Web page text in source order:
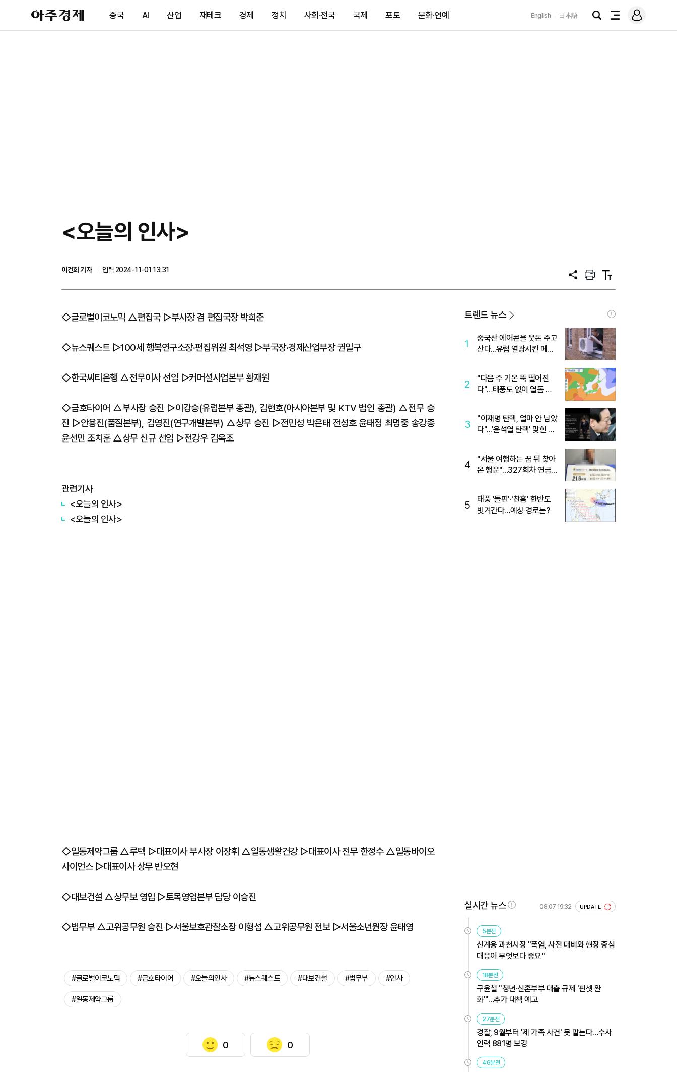
아
주
제
중국 AI 산업 재테크 경제 정치 사회·전국 국제 포토 문화·연예 English 日本語
검
전
메
그
<오늘의 인사>
이건희 기자
입력 2024-11-01 13:31
공
프
트
텍
트
◇글로벌이코노믹 △편집국 ▷부사장 겸 편집국장 박희준
◇뉴스퀘스트 ▷100세 행복연구소장·편집위원 최석영 ▷부국장·경제산업부장 권일구
◇한국씨티은행 △전무이사 선임 ▷커머셜사업본부 황재원
◇금호타이어 △부사장 승진 ▷이강승(유럽본부 총괄), 김현호(아시아본부 및 KTV 법인 총괄) △전무 승
진 ▷안용진(품질본부), 김영진(연구개발본부) △상무 승진 ▷전민성 박은태 전성호 윤태정 최명중 송강종
윤선민 조치훈 △상무 신규 선임 ▷전강우 김옥조
관련기사
<오늘의 인사>
<오늘의 인사>
◇일동제약그룹 △루텍 ▷대표이사 부사장 이장휘 △일동생활건강 ▷대표이사 전무 한정수 △일동바이오
사이언스 ▷대표이사 상무 반오현
◇대보건설 △상무보 영입 ▷토목영업본부 담당 이승진
◇법무부 △고위공무원 승진 ▷서울보호관찰소장 이형섭 △고위공무원 전보 ▷서울소년원장 윤태영
#글로벌이코노믹 #금호타이어 #오늘의인사 #뉴스퀘스트 #대보건설 #법무부 #인사
#일동제약그룹
0 0
트렌드 뉴스
1
중국산 에어콘을 웃돈 주고
산다...유럽 열광시킨 메이
2
"다음 주 기온 뚝 떨어진
다"…태풍도 없이 열돔 박
3
"이재명 탄핵, 얼마 안 남았
다"...'윤석열 탄핵' 맞힌 무
4
"서울 여행하는 꿈 뒤 찾아
온 행운"…327회차 연금
5
태풍 '돌핀'·'찬홈' 한반도
빗겨간다…예상 경로는?
실시간 뉴스 08.07 19:32 UPDATE
5분전
신계용 과천시장 "폭염, 사전 대비와 현장 중심
대응이 무엇보다 중요"
18분전
구윤철 "청년·신혼부부 대출 규제 '핀셋 완
화'"…추가 대책 예고
27분전
경찰, 9월부터 '제 가족 사건' 못 맡는다…수사
인력 881명 보강
46분전